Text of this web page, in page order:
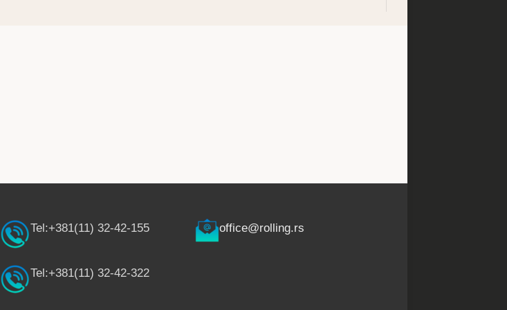
Tel:+381(11) 32-42-155
Tel:+381(11) 32-42-322
office@rolling.rs